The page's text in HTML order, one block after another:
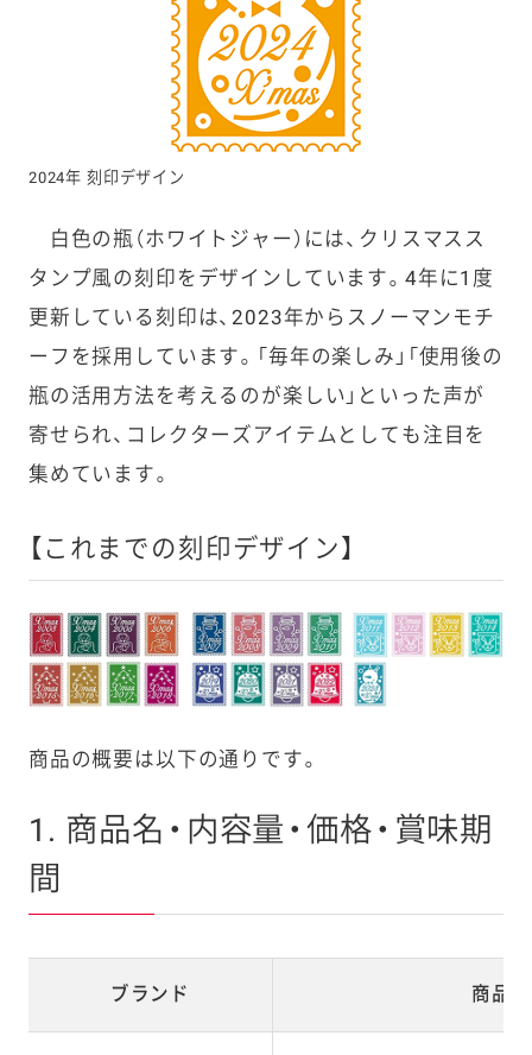
2024年 刻印デザイン
白色の瓶（ホワイトジャー）には、クリスマスス
タンプ風の刻印をデザインしています。4年に1度
更新している刻印は、2023年からスノーマンモチ
ーフを採用しています。「毎年の楽しみ」「使用後の
瓶の活用方法を考えるのが楽しい」といった声が
寄せられ、コレクターズアイテムとしても注目を
集めています。
【これまでの刻印デザイン】
商品の概要は以下の通りです。
1. 商品名・内容量・価格・賞味期
間
ブランド 商品名